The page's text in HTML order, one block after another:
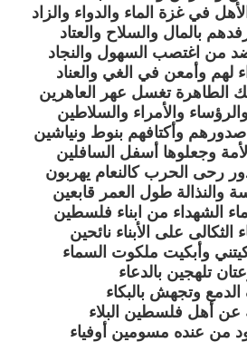
في غزة الماء والدواء والزاد
بالمال والسلاح والعتاد
من اغتصب السهول والنجاد
لهم وأمعن في الغي والعناد
الطاهرة تغسل عهر العاهرين
والأمراء والسلاطين
وأكتافهم بنوط ونياشين
وجعلوها أسفل السافلين
رحى الحرب كالنعام يهربون
والنذالة طول العمر قابعين
الشهداء من ابناء فلسطين
الثكالى على الأبناء نائحين
وأبكيت ملكوت السماء
تلهجين بالدعاء
وتجهش بالبكاء
عن أهل فلسطين البلاء
من عنده مسومين أوفياء